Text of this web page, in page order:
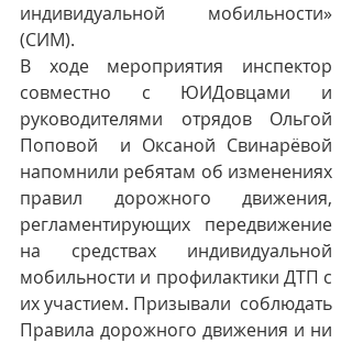
индивидуальной мобильности»
(СИМ).
В ходе мероприятия инспектор
совместно с ЮИДовцами и
руководителями отрядов Ольгой
Поповой  и Оксаной Свинарёвой
напомнили ребятам об изменениях
правил дорожного движения,
регламентирующих передвижение
на средствах индивидуальной
мобильности и профилактики ДТП с
их участием. Призывали  соблюдать
Правила дорожного движения и ни